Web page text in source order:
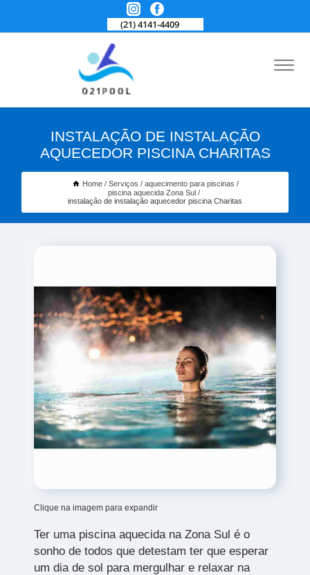
(21) 4141-4409
INSTALAÇÃO DE INSTALAÇÃO
AQUECEDOR PISCINA CHARITAS
Home Serviços
aquecimento para piscinas
piscina aquecida Zona Sul
instalação de instalação aquecedor piscina Charitas
Clique na imagem para expandir
Ter uma piscina aquecida na Zona Sul é o
sonho de todos que detestam ter que esperar
um dia de sol para mergulhar e relaxar na